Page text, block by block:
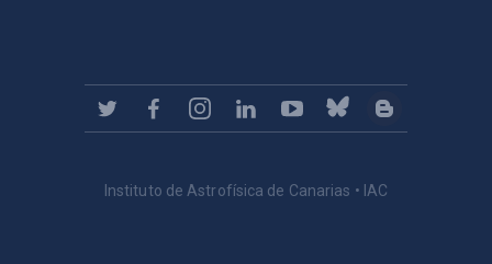
Instituto de Astrofísica de Canarias • IAC